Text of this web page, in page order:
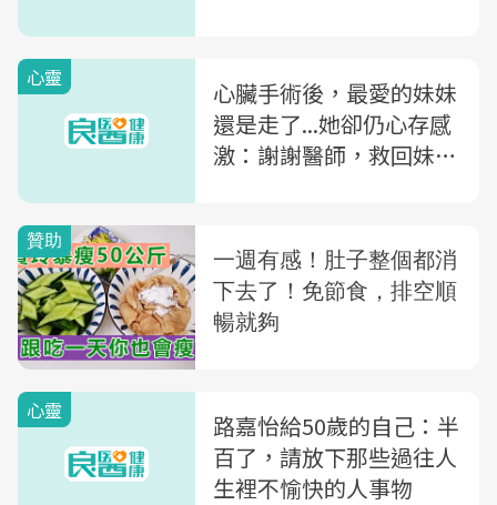
心靈
心臟手術後，最愛的妹妹
還是走了...她卻仍心存感
激：謝謝醫師，救回妹妹
心靈
路嘉怡給50歲的自己：半
百了，請放下那些過往人
生裡不愉快的人事物